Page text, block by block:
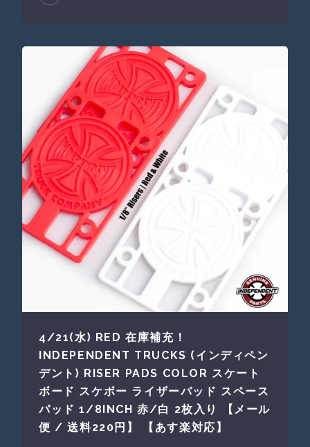
4/21(水) RED 在庫補充！
INDEPENDENT TRUCKS (インディペン
デント) RISER PADS COLOR スケート
ボード スケボー ライザーパッド スペース
パッド 1/8INCH 赤/白 2枚入り 【メール
便 / 送料220円】 【あす楽対応】